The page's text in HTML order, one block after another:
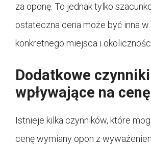
za oponę. To jednak tylko
ostateczna cena może być inna
konkretnego miejsca i
Dodatkowe czynniki
wpływające na cenę
Istnieje kilka czynników, które
cenę wymiany opon z